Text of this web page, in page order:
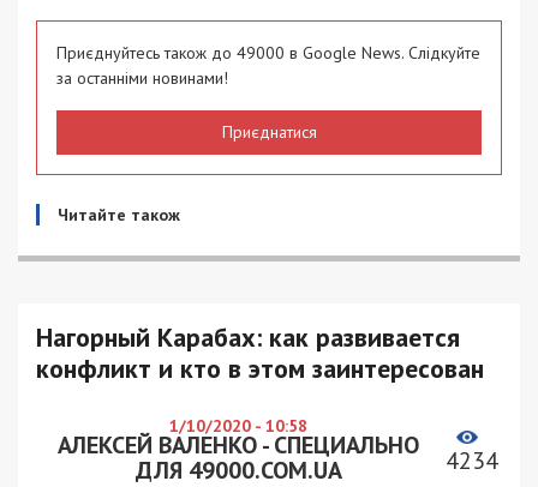
Приєднуйтесь також до 49000 в Google News. Слідкуйте
за останніми новинами!
Приєднатися
Читайте також
Нагорный Карабах: как развивается
конфликт и кто в этом заинтересован
1/10/2020 - 10:58
АЛЕКСЕЙ ВАЛЕНКО - СПЕЦИАЛЬНО
ДЛЯ 49000.COM.UA
4234